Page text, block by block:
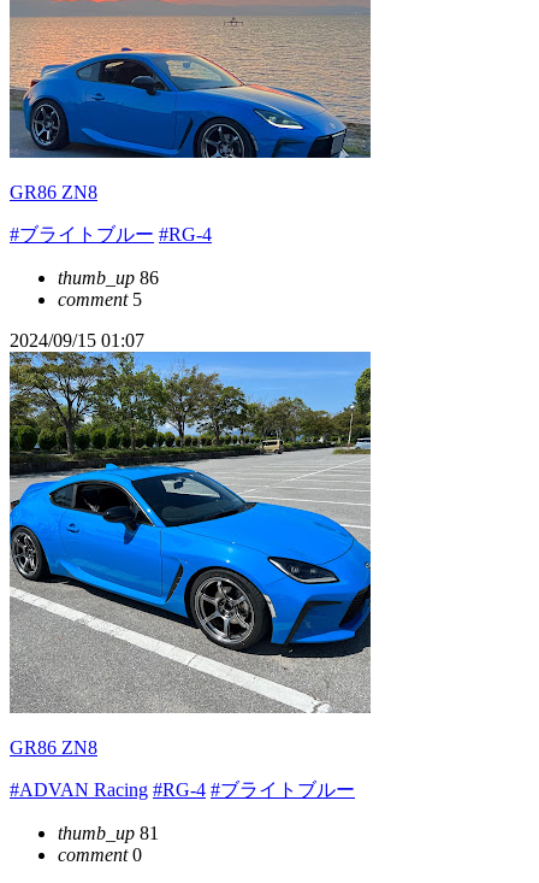
GR86 ZN8
#ブライトブルー #RG-4
thumb_up 86
comment5
2024/09/15 01:07
GR86 ZN8
#ADVAN Racing #RG-4 #ブライトブルー
thumb_up 81
comment0